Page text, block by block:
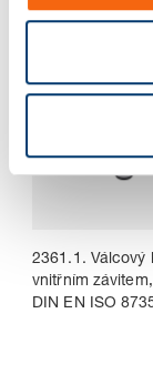
2361.1. Válcový
vnitřním
DIN EN ISO